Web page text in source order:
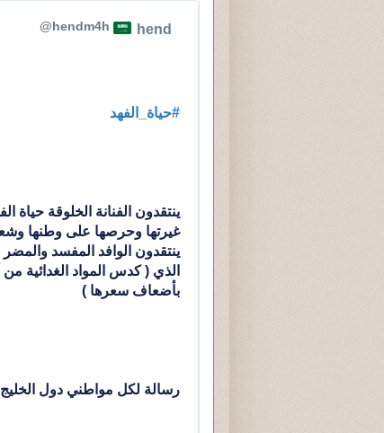
hend
@hendm4h
#حياة_الفهد
بأضعاف سعرها )
رسالة لكل مواطني دول الخليج